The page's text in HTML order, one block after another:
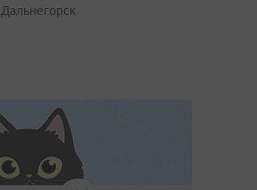
Дальнегорск